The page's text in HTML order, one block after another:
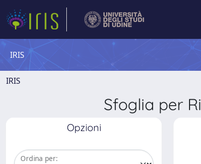
IRIS
IRIS
Sfoglia per
Opzioni
Ordina per: